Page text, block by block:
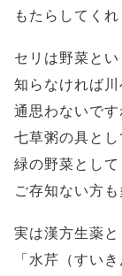
もたらしてくれ
セリは野菜とい
知らなければ
通思わないです
七草粥の具と
緑の野菜として
ご存知ない方も
実は漢方生薬と
「水芹（すい